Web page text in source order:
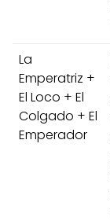
La
Emperatriz +
El Loco + El
Colgado + El
Emperador